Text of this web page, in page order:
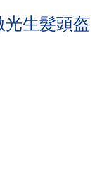
光生髮頭盔